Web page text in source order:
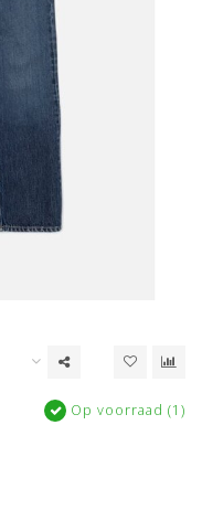
Op voorraad (1)